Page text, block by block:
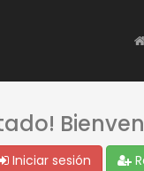
Iniciar sesión